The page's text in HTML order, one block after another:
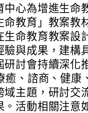
中心為增進生命
命教育」教案教
生命教育教案設
驗與成果，建構
研討會持續深化
癒、諮商、健康
域主題，研討交
。活動相關注意